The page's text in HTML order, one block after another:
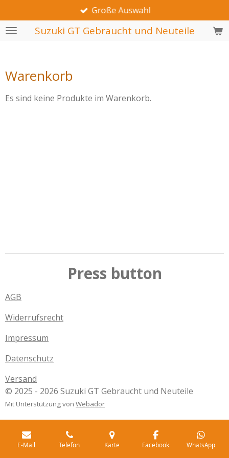
Hauptinhalt
springenSuzuki GT Gebraucht und Neuteile
Große Auswahl
Warenkorb
Es sind keine Produkte im Warenkorb.
Press button
AGB
Widerrufsrecht
Impressum
Datenschutz
Versand
© 2025 - 2026 Suzuki GT Gebraucht und Neuteile
Mit Unterstützung von Webador
E-Mail Telefon Karte Facebook WhatsApp